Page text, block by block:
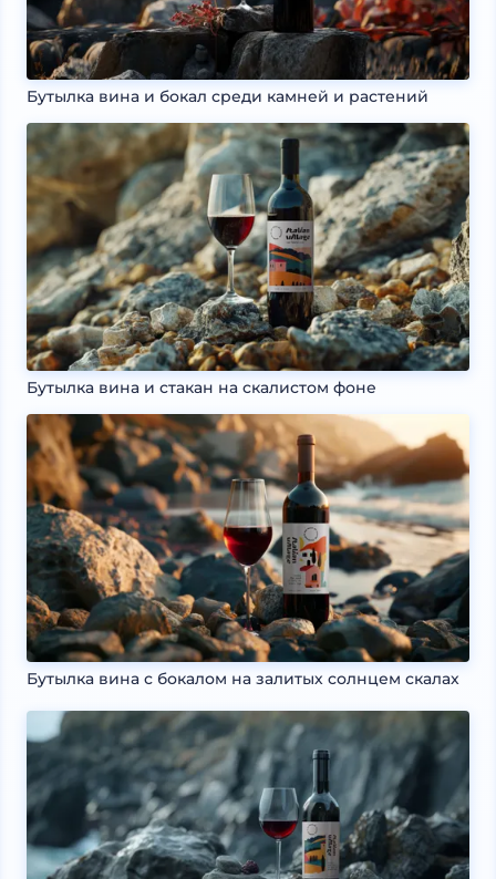
Бутылка вина и бокал среди камней и растений
Бутылка вина и стакан на скалистом фоне
Бутылка вина с бокалом на залитых солнцем скалах